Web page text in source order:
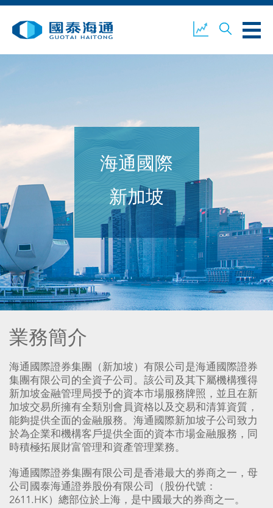
國泰海通證券
開設戶口 客戶登入
海通國際
新加坡
業務簡介
海通國際證券集團（新加坡）有限公司是海通國際證券
集團有限公司的全資子公司。該公司及其下屬機構獲得
新加坡金融管理局授予的資本市場服務牌照，並且在新
加坡交易所擁有全類別會員資格以及交易和清算資質，
能夠提供全面的金融服務。海通國際新加坡子公司致力
於為企業和機構客戶提供全面的資本市場金融服務，同
時積極拓展財富管理和資產管理業務。
海通國際證券集團有限公司是香港最大的券商之一，母
公司國泰海通證券股份有限公司（股份代號：
2611.HK）總部位於上海，是中國最大的券商之一。